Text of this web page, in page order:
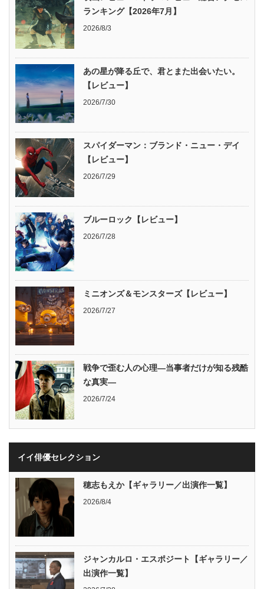
ランキング【2026年7月】
2026/8/3
あの星が降る丘で、君とまた出会いたい。
【レビュー】
2026/7/30
スパイダーマン：ブランド・ニュー・デイ
【レビュー】
2026/7/29
ブルーロック【レビュー】
2026/7/28
ミニオンズ＆モンスターズ【レビュー】
2026/7/27
戦争で歪む人の心理―当事者だけが知る残酷
な真実―
2026/7/24
イイ俳優セレクション
穂志もえか【ギャラリー／出演作一覧】
2026/8/4
ジャンカルロ・エスポジート【ギャラリー／
出演作一覧】